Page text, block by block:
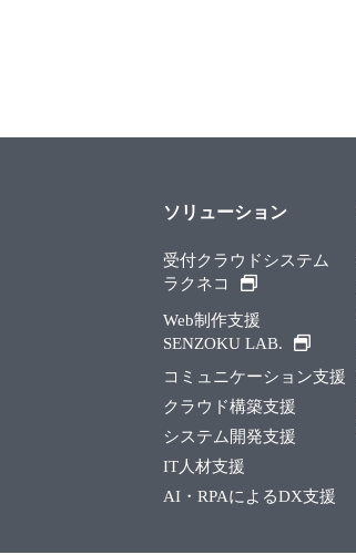
ソリューション
受付クラウドシステム
ラクネコ
Web制作支援
SENZOKU LAB.
コミュニケーション支援
クラウド構築支援
システム開発支援
IT人材支援
AI・RPAによるDX支援